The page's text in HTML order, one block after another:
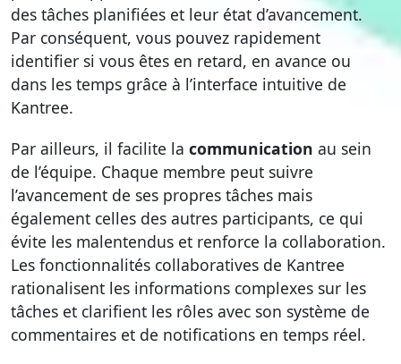
des tâches planifiées et leur état d’avancement.
Par conséquent, vous pouvez rapidement
identifier si vous êtes en retard, en avance ou
dans les temps grâce à l’interface intuitive de
Kantree.
Par ailleurs, il facilite la communication au sein
de l’équipe. Chaque membre peut suivre
l’avancement de ses propres tâches mais
également celles des autres participants, ce qui
évite les malentendus et renforce la collaboration.
Les fonctionnalités collaboratives de Kantree
rationalisent les informations complexes sur les
tâches et clarifient les rôles avec son système de
commentaires et de notifications en temps réel.